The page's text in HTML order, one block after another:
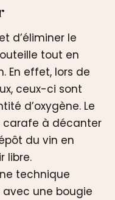
d’éliminer le
tout en
En effet, lors de
ceux-ci sont
d’oxygène. Le
carafe à décanter
du vin en
libre.
technique
une bougie